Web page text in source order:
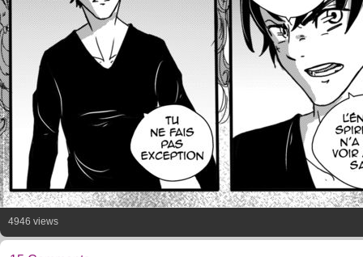
4946 views